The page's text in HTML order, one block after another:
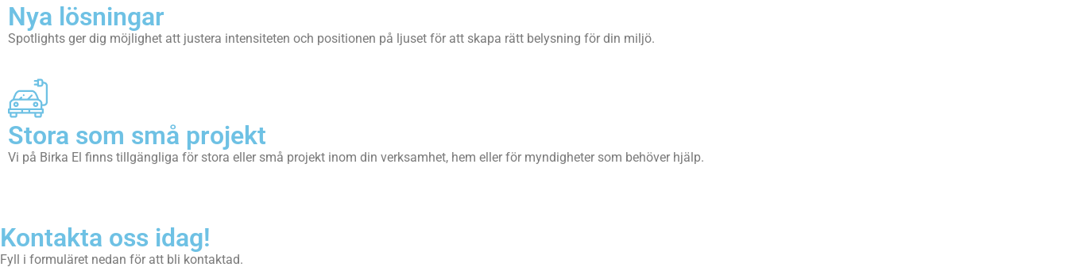
Nya lösningar
Spotlights ger dig möjlighet att justera intensiteten och positionen på ljuset för att skapa rätt belysning för din miljö.
Stora som små projekt
Vi på Birka El finns tillgängliga för stora eller små projekt inom din verksamhet, hem eller för myndigheter som behöver hjälp.
Kontakta oss idag!
Fyll i formuläret nedan för att bli kontaktad.